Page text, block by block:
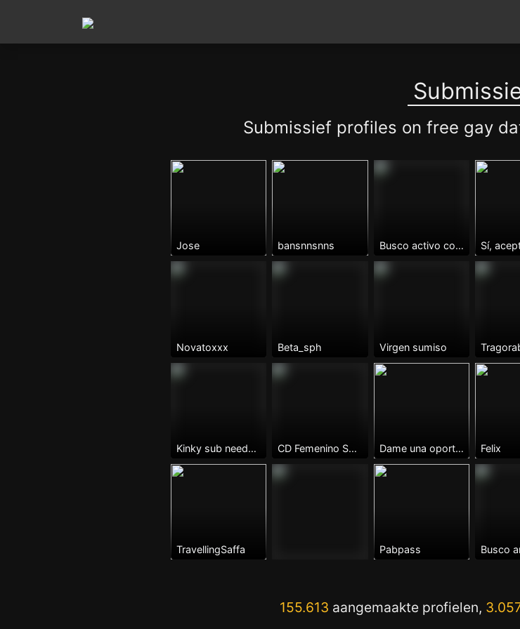
Submissief profiles on free gay
Jose bansnnsnns Busco activo con sitio
Novatoxxx Beta_sph Virgen sumiso
Kinky sub needs a master CD Femenino Sumisa Murcia Dame una oportunidad Felix
TravellingSaffa Pabpass
155.613 aangemaakte profielen,